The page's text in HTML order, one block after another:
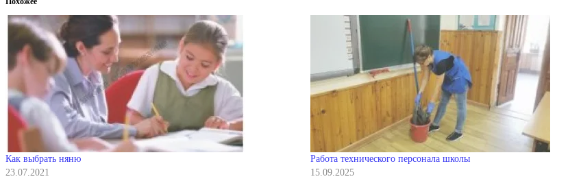
Как выбрать няню
23.07.2021
Работа технического персонала школы
15.09.2025